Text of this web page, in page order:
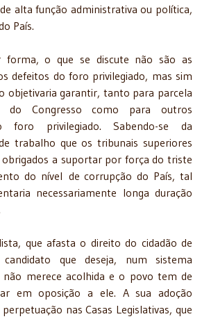
alta função administrativa ou política,
País.
forma, o que se discute não são as
defeitos do foro privilegiado, mas sim
objetivaria garantir, tanto para parcela
do Congresso como para outros
foro privilegiado. Sabendo-se da
trabalho que os tribunais superiores
a suportar por força do triste
do nível de corrupção do País, tal
necessariamente longa duração
que afasta o direito do cidadão de
que deseja, num sistema
não merece acolhida e o povo tem de
em oposição a ele. A sua adoção
nas Casas Legislativas, que